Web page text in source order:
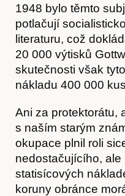
1948 bylo těmto
potlačují
literaturu, což
20 000 výtisků
skutečnosti však
nákladu 400 000
Ani za protektorátu,
s naším starým
okupace plnil roli
nedostačujícího, ale
statisícových
koruny obránce